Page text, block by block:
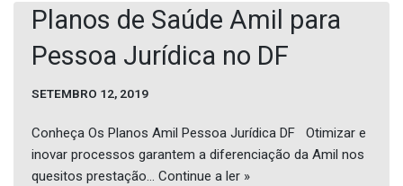
Planos de Saúde Amil para
Pessoa Jurídica no DF
SETEMBRO 12, 2019
Conheça Os Planos Amil Pessoa Jurídica DF Otimizar e
inovar processos garantem a diferenciação da Amil nos
quesitos prestação… Continue a ler »